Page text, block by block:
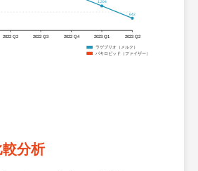
2022 Q2 2022 Q3 2022 Q4 2023 Q1 2023 Q2
1,204
642
ラゲブリオ（メルク）
パキロビッド（ファイザー）
分析